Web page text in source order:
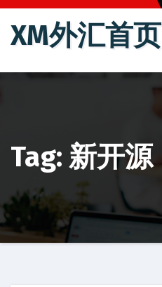
跳
XM外汇首页
Tag: 新开源